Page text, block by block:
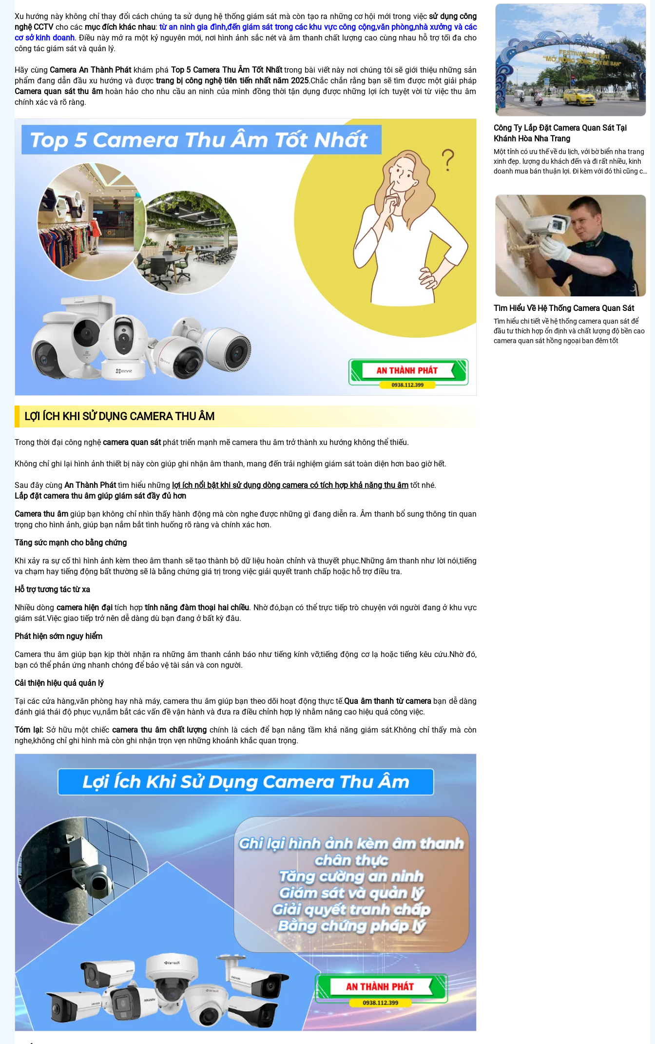
Xu hướng này không chỉ thay đổi cách chúng ta sử dụng hệ thống giám sát mà còn tạo ra những cơ hội mới trong việcsử dụng công
nghệ CCTVcho các mục đích khác nhau: từ an ninh gia đình,đến giám sát trong các khu vực công cộng,văn phòng,nhà xưởng và các
cơ sở kinh doanh. Điều này mở ra một kỷ nguyên mới, nơi hình ảnh sắc nét và âm thanh chất lượng cao cùng nhau hỗ trợ tối đa cho
công tác giám sát và quản lý.
Hãy cùng Camera An Thành Phátkhám phá Top 5 Camera Thu Âm Tốt Nhấttrong bài viết này nơi chúng tôi sẽ giới thiệu những sản
phẩm đang dẫn đầu xu hướng và đượctrang bị công nghệ tiên tiến nhất năm 2025.Chắc chắn rằng bạn sẽ tìm được một giải pháp
Camera quan sát thu âmhoàn hảo cho nhu cầu an ninh của mình đồng thời tận dụng được những lợi ích tuyệt vời từ việc thu âm
chính xác và rõ ràng.
LỢI ÍCH KHI SỬ DỤNG CAMERA THU ÂM
Trong thời đại công nghệ camera quan sátphát triển mạnh mẽ camera thu âm trở thành xu hướng không thể thiếu.
Không chỉ ghi lại hình ảnh thiết bị này còn giúp ghi nhận âm thanh, mang đến trải nghiệm giám sát toàn diện hơn bao giờ hết.
Sau đây cùng An Thành Pháttìm hiểu những lợi ích nổi bật khi sử dụng dòng camera có tích hợp khả năng thu âm tốt nhé.
Lắp đặt camera thu âm giúp giám sát đầy đủ hơn
Camera thu âm giúp bạn không chỉ nhìn thấy hành động mà còn nghe được những gì đang diễn ra. Âm thanh bổ sung thông tin quan
trọng cho hình ảnh, giúp bạn nắm bắt tình huống rõ ràng và chính xác hơn.
Tăng sức mạnh cho bằng chứng
Khi xảy ra sự cố thì hình ảnh kèm theo âm thanh sẽ tạo thành bộ dữ liệu hoàn chỉnh và thuyết phục.Những âm thanh như lời nói,tiếng
va chạm hay tiếng động bất thường sẽ là bằng chứng giá trị trong việc giải quyết tranh chấp hoặc hỗ trợ điều tra.
Hỗ trợ tương tác từ xa
Nhiều dòng camera hiện đạitích hợp tính năng đàm thoại hai chiều. Nhờ đó,bạn có thể trực tiếp trò chuyện với người đang ở khu vực
giám sát.Việc giao tiếp trở nên dễ dàng dù bạn đang ở bất kỳ đâu.
Phát hiện sớm nguy hiểm
Camera thu âm giúp bạn kịp thời nhận ra những âm thanh cảnh báo như tiếng kính vỡ,tiếng động cơ lạ hoặc tiếng kêu cứu.Nhờ đó,
bạn có thể phản ứng nhanh chóng để bảo vệ tài sản và con người.
Cải thiện hiệu quả quản lý
Tại các cửa hàng,văn phòng hay nhà máy, camera thu âm giúp bạn theo dõi hoạt động thực tế.Qua âm thanh từ camerabạn dễ dàng
đánh giá thái độ phục vụ,nắm bắt các vấn đề vận hành và đưa ra điều chỉnh hợp lý nhằm nâng cao hiệu quả công việc.
Tóm lại:Sở hữu một chiếccamera thu âm chất lượng chính là cách để bạn nâng tầm khả năng giám sát.Không chỉ thấy mà còn
nghe,không chỉ ghi hình mà còn ghi nhận trọn vẹn những khoảnh khắc quan trọng.
Công Ty Lắp Đặt Camera Quan Sát Tại
Khánh Hòa Nha Trang
Một tỉnh có ưu thế về du lịch, với bờ biển nha trang
xinh đẹp. lượng du khách đến và đi rất nhiều, kinh
doanh mua bán thuận lợi. Đi kèm với đó thì cũng có
Tìm Hiểu Về Hệ Thống Camera Quan Sát
Tìm hiểu chi tiết về hệ thống camera quan sát để
đầu tư thích hợp ổn định và chất lượng độ bền cao
camera quan sát hồng ngoại ban đêm tốt